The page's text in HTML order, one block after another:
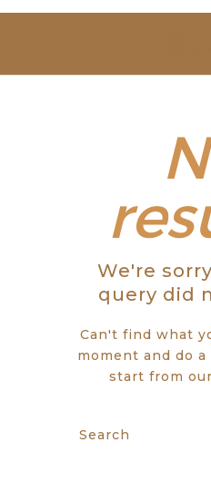
ESTUDAR
NOTÍCIAS
GALERIA
CONTACTOS
We're
query did
Can't find what
moment and do
start from